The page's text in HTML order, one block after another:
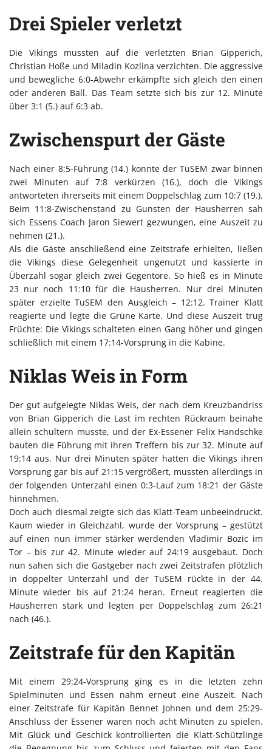
Drei Spieler verletzt
Die Vikings mussten auf die verletzten Brian Gipperich,
Christian Hoße und Miladin Kozlina verzichten. Die aggressive
und bewegliche 6:0-Abwehr erkämpfte sich gleich den einen
oder anderen Ball. Das Team setzte sich bis zur 12. Minute
über 3:1 (5.) auf 6:3 ab.
Zwischenspurt der Gäste
Nach einer 8:5-Führung (14.) konnte der TuSEM zwar binnen
zwei Minuten auf 7:8 verkürzen (16.), doch die Vikings
antworteten ihrerseits mit einem Doppelschlag zum 10:7 (19.).
Beim 11:8-Zwischenstand zu Gunsten der Hausherren sah
sich Essens Coach Jaron Siewert gezwungen, eine Auszeit zu
nehmen (21.).
Als die Gäste anschließend eine Zeitstrafe erhielten, ließen
die Vikings diese Gelegenheit ungenutzt und kassierte in
Überzahl sogar gleich zwei Gegentore. So hieß es in Minute
23 nur noch 11:10 für die Hausherren. Nur drei Minuten
später erzielte TuSEM den Ausgleich – 12:12. Trainer Klatt
reagierte und legte die Grüne Karte. Und diese Auszeit trug
Früchte: Die Vikings schalteten einen Gang höher und gingen
schließlich mit einem 17:14-Vorsprung in die Kabine.
Niklas Weis in Form
Der gut aufgelegte Niklas Weis, der nach dem Kreuzbandriss
von Brian Gipperich die Last im rechten Rückraum beinahe
allein schultern musste, und der Ex-Essener Felix Handschke
bauten die Führung mit ihren Treffern bis zur 32. Minute auf
19:14 aus. Nur drei Minuten später hatten die Vikings ihren
Vorsprung gar bis auf 21:15 vergrößert, mussten allerdings in
der folgenden Unterzahl einen 0:3-Lauf zum 18:21 der Gäste
hinnehmen.
Doch auch diesmal zeigte sich das Klatt-Team unbeeindruckt.
Kaum wieder in Gleichzahl, wurde der Vorsprung – gestützt
auf einen nun immer stärker werdenden Vladimir Bozic im
Tor – bis zur 42. Minute wieder auf 24:19 ausgebaut. Doch
nun sahen sich die Gastgeber nach zwei Zeitstrafen plötzlich
in doppelter Unterzahl und der TuSEM rückte in der 44.
Minute wieder bis auf 21:24 heran. Erneut reagierten die
Hausherren stark und legten per Doppelschlag zum 26:21
nach (46.).
Zeitstrafe für den Kapitän
Mit einem 29:24-Vorsprung ging es in die letzten zehn
Spielminuten und Essen nahm erneut eine Auszeit. Nach
einer Zeitstrafe für Kapitän Bennet Johnen und dem 25:29-
Anschluss der Essener waren noch acht Minuten zu spielen.
Mit Glück und Geschick kontrollierten die Klatt-Schützlinge